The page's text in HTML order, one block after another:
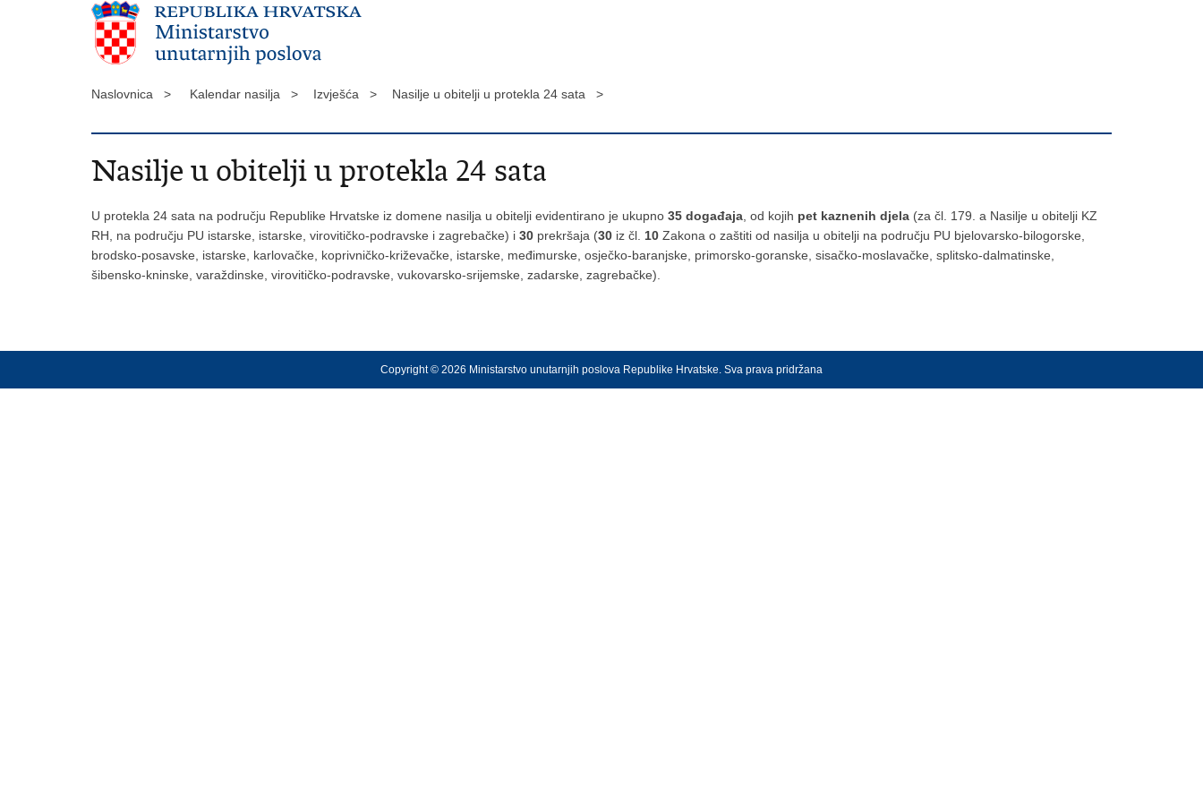
Naslovnica > Kalendar nasilja > Izvješća > Nasilje u obitelji u protekla 24 sata >
Nasilje u obitelji u protekla 24 sata
U protekla 24 sata na području Republike Hrvatske iz domene nasilja u obitelji evidentirano je ukupno 35 događaja , od kojih pet kaznenih djela (za čl. 179. a Nasilje u obitelji KZ
RH, na području PU istarske, istarske, virovitičko-podravske i zagrebačke) i 30 prekršaja (30 iz čl. 10 Zakona o zaštiti od nasilja u obitelji na području PU bjelovarsko-bilogorske,
brodsko-posavske, istarske, karlovačke, koprivničko-križevačke, istarske, međimurske, osječko-baranjske, primorsko-goranske, sisačko-moslavačke, splitsko-dalmatinske,
šibensko-kninske, varaždinske, virovitičko-podravske, vukovarsko-srijemske, zadarske, zagrebačke).
Copyright © 2026 Ministarstvo unutarnjih poslova Republike Hrvatske. Sva prava pridržana